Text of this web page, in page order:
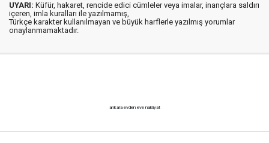
UYARI: Küfür, hakaret, rencide edici cümleler veya imalar, inançlara saldırı
içeren, imla kuralları ile yazılmamış,
Türkçe karakter kullanılmayan ve büyük harflerle yazılmış yorumlar
onaylanmamaktadır.
ankara evden eve nakliyat